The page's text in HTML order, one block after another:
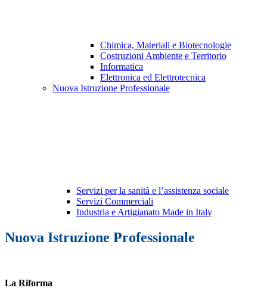
Chimica, Materiali e Biotecnologie
Costruzioni Ambiente e Territorio
Informatica
Elettronica ed Elettrotecnica
Nuova Istruzione Professionale
Servizi per la sanità e l’assistenza sociale
Servizi Commerciali
Industria e Artigianato Made in Italy
Nuova Istruzione Professionale
La Riforma